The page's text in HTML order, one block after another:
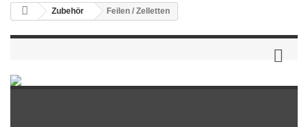
Zubehör Feilen / Zelletten